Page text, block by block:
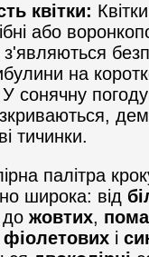
квітки: Квітки
або
з'являються
на
У сонячну погоду
тичинки.
палітра
широка: від
до жовтих,
фіолетових і